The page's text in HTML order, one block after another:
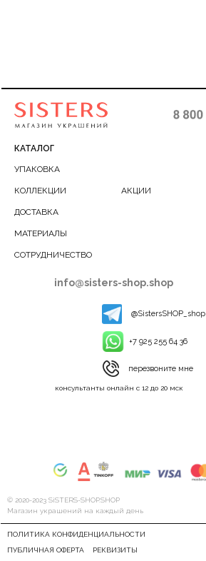
© 2020-2023 SiSTERS-SHOP.SHOP
Магазин украшений на каждый день
КАТАЛОГ
info@sisters-shop.shop
УПАКОВКА
ДОСТАВКА
КОЛЛЕКЦИИ АКЦИИ
РЕКВИЗИТЫ
ПОЛИТИКА КОНФИДЕНЦИАЛЬНОСТИ
ПУБЛИЧНАЯ ОФЕРТА
консультанты онлайн с 12 до 20 мск
@SistersSHOP_shop
+7 925 255 64 36
перезвоните мне
МАТЕРИАЛЫ
СОТРУДНИЧЕСТВО